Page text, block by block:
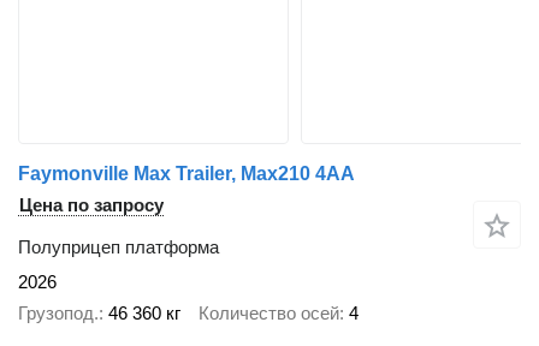
Faymonville Max Trailer, Max210 4AA
Цена по запросу
Полуприцеп платформа
2026
Грузопод. 46 360 кг Количество осей 4